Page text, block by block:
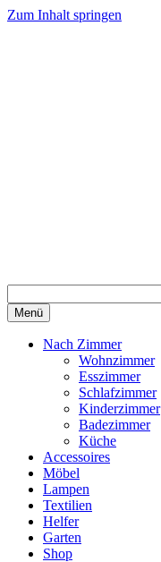
Zum Inhalt springen
Menü
Nach Zimmer
Wohnzimmer
Esszimmer
Schlafzimmer
Kinderzimmer
Badezimmer
Küche
Accessoires
Möbel
Lampen
Textilien
Helfer
Garten
Shop